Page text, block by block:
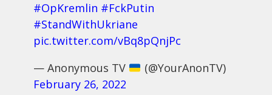
#OpKremlin #FckPutin
#StandWithUkriane
pic.twitter.com/vBq8pQnjPc
— Anonymous TV
(@YourAnonTV)
February 26, 2022